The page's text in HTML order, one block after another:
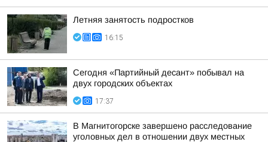
Летняя занятость подростков
16:15
Сегодня «Партийный десант» побывал на
двух городских объектах
17:37
В Магнитогорске завершено расследование
уголовных дел в отношении двух местных